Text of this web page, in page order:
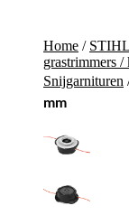
Home /
grastrimmers /
Snijgarnituren
mm